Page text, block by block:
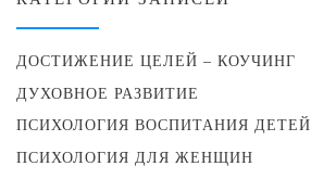
ДОСТИЖЕНИЕ ЦЕЛЕЙ – КОУЧИНГ
ДУХОВНОЕ РАЗВИТИЕ
ПСИХОЛОГИЯ ВОСПИТАНИЯ ДЕТЕЙ
ПСИХОЛОГИЯ ДЛЯ ЖЕНЩИН